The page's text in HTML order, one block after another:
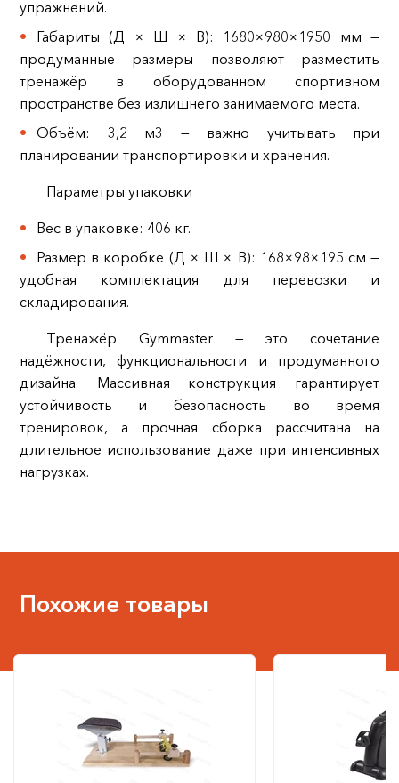
упражнений.
Габариты (Д × Ш × В): 1680×980×1950 мм —
продуманные размеры позволяют разместить
тренажёр в оборудованном спортивном
пространстве без излишнего занимаемого места.
Объём: 3,2 м3 — важно учитывать при
планировании транспортировки и хранения.
Параметры упаковки
Вес в упаковке: 406 кг.
Размер в коробке (Д × Ш × В): 168×98×195 см —
удобная комплектация для перевозки и
складирования.
Тренажёр Gymmaster — это сочетание
надёжности, функциональности и продуманного
дизайна. Массивная конструкция гарантирует
устойчивость и безопасность во время
тренировок, а прочная сборка рассчитана на
длительное использование даже при интенсивных
нагрузках.
Похожие товары